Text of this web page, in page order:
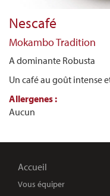
Nescafé
Mokambo Tradition
A dominante Robusta
Un café au goût intense
Allergenes :
Aucun
Accueil
Vous équiper